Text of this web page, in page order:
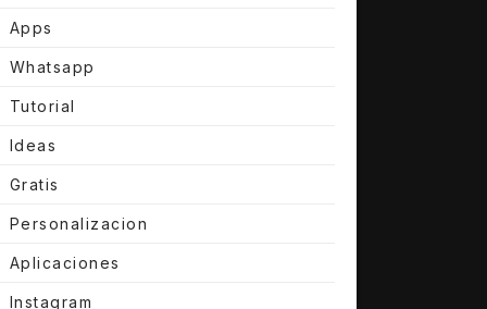
COMO IPHONE
Apps
Whatsapp
Tutorial
Ideas
Gratis
Personalizacion
Aplicaciones
Instagram